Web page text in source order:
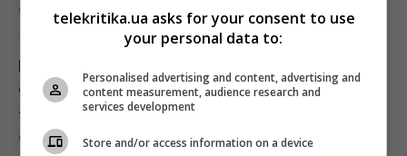
Переказ грошей на картку стає викликом:
які незвичні новації вводять банки
15:34 четвер, 06 серпня 2026
для атак на цілі в Балтії, - литовська
6 серпня 2026, 15:57
Не відкладати життя на потім: ветеран
освідчиться коханій у новому випуску
«Караоке на майдані»
6 серпня 2026, 15:50
telekritika.ua asks for your consent to use
your personal data to:
Personalised advertising and content, advertising and
content measurement, audience research and
services development
Store and/or access information on a device